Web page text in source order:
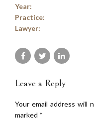
Year:
Practice:
Lawyer:
Leave a Reply
Your email address will
marked *